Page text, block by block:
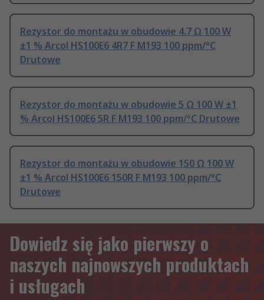
Rezystor do montażu w obudowie 4.7 Ω 100 W
±1 % Arcol HS100E6 4R7 F M193 100 ppm/°C
Drutowe
Rezystor do montażu w obudowie 5 Ω 100 W ±1
% Arcol HS100E6 5R F M193 100 ppm/°C Drutowe
Rezystor do montażu w obudowie 150 Ω 100 W
±1 % Arcol HS100E6 150R F M193 100 ppm/°C
Drutowe
Dowiedz się jako pierwszy o
naszych najnowszych produktach
i usługach